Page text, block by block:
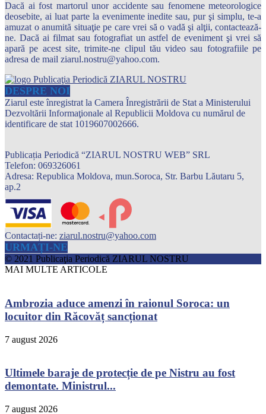
Dacă ai fost martorul unor accidente sau fenomene meteorologice
deosebite, ai luat parte la evenimente inedite sau, pur şi simplu, te-a
amuzat o anumită situaţie pe care vrei să o vadă şi alţii, contactează-
ne. Dacă ai filmat sau fotografiat un astfel de eveniment şi vrei să
apară pe acest site, trimite-ne clipul tău video sau fotografiile pe
adresa de mail ziarul.nostru@yahoo.com.
DESPRE NOI
Ziarul este înregistrat la Camera Înregistrării de Stat a Ministerului
Dezvoltării Informaţionale al Republicii Moldova cu numărul de
identificare de stat 1019607002666.
Publicația Periodică “ZIARUL NOSTRU WEB” SRL
Telefon: 069326061
Adresa: Republica Moldova, mun.Soroca, Str. Barbu Lăutaru 5,
ap.2
Contactați-ne: ziarul.nostru@yahoo.com
URMAȚI-NE
© 2021 Publicaţia Periodică ZIARUL NOSTRU
MAI MULTE ARTICOLE
Ambrozia aduce amenzi în raionul Soroca: un
locuitor din Răcovăț sancționat
7 august 2026
Ultimele baraje de protecție de pe Nistru au fost
demontate. Ministrul...
7 august 2026